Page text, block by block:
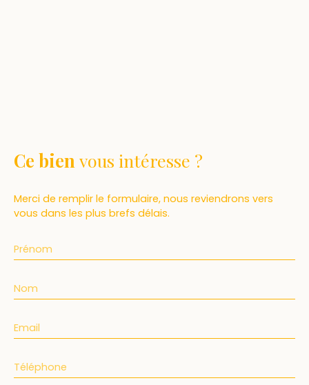
Ce bien vous intéresse ?
Merci de remplir le formulaire, nous reviendrons vers
vous dans les plus brefs délais.
Prénom
Nom
Email
Téléphone